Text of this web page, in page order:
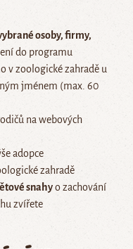
osoby, firmy,
do programu
v zoologické zahradě u
jménem (max. 60
na webových
adopce
zahradě
snahyo zachování
zvířete